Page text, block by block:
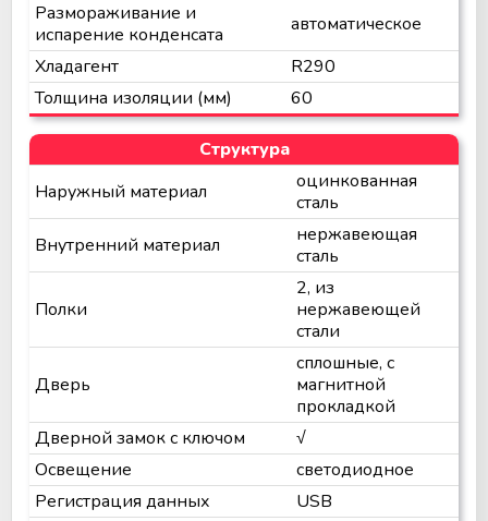
Размораживание и
испарение конденсата
автоматическое
Хладагент
R290
Толщина изоляции (мм)
60
Структура
Наружный материал
оцинкованная
сталь
Внутренний материал
нержавеющая
сталь
Полки
2, из
нержавеющей
стали
Дверь
сплошные, с
магнитной
прокладкой
Дверной замок с ключом
√
Освещение
светодиодное
Регистрация данных
USB